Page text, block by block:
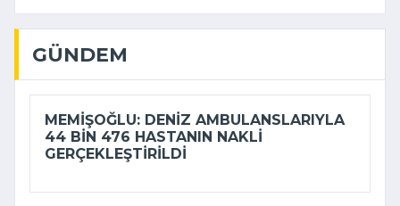
GÜNDEM
MEMIŞOĞLU: DENIZ AMBULANSLARIYLA
44 BIN 476 HASTANIN NAKLI
GERÇEKLEŞTIRILDI